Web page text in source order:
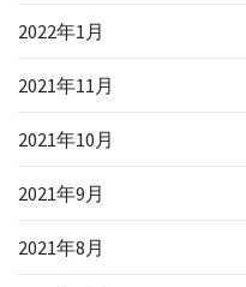
2022年1月
2021年11月
2021年10月
2021年9月
2021年8月